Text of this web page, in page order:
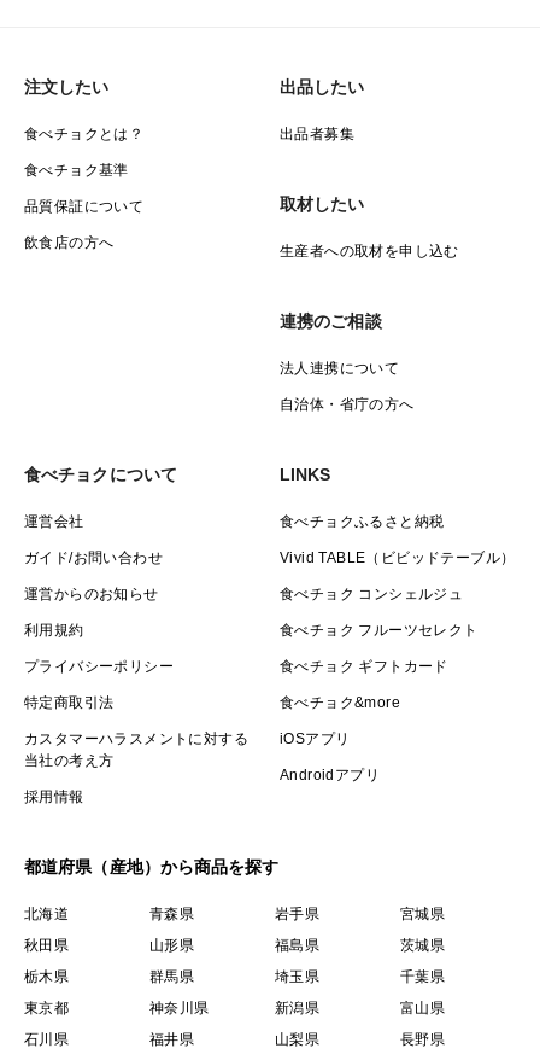
注文したい
食べチョクとは？
食べチョク基準
品質保証について
飲食店の方へ
出品したい
出品者募集
取材したい
生産者への取材を申し込む
連携のご相談
法人連携について
自治体・省庁の方へ
食べチョクについて
運営会社
ガイド/お問い合わせ
運営からのお知らせ
利用規約
プライバシーポリシー
特定商取引法
カスタマーハラスメントに対する
当社の考え方
採用情報
LINKS
食べチョクふるさと納税
Vivid TABLE（ビビッドテーブル）
食べチョク コンシェルジュ
食べチョク フルーツセレクト
食べチョク ギフトカード
食べチョク&more
iOSアプリ
Androidアプリ
都道府県（産地）から商品を探す
北海道 青森県 岩手県
宮城県
秋田県
山形県 福島県
茨城県
栃木県
群馬県 埼玉県
千葉県
東京都
神奈川県 新潟県
富山県
石川県
福井県 山梨県 長野県